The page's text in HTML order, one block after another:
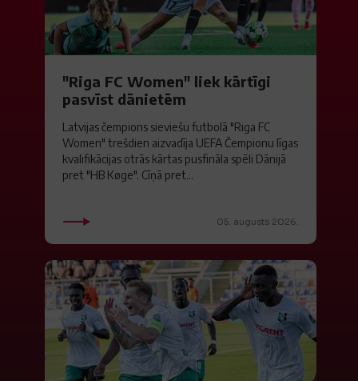
"Riga FC Women" liek kārtīgi
pasvīst dānietēm
Latvijas čempions sieviešu futbolā "Riga FC
Women" trešdien aizvadīja UEFA Čempionu līgas
kvalifikācijas otrās kārtas pusfināla spēli Dānijā
pret "HB Køge". Cīņā pret...
05. augusts 2026.